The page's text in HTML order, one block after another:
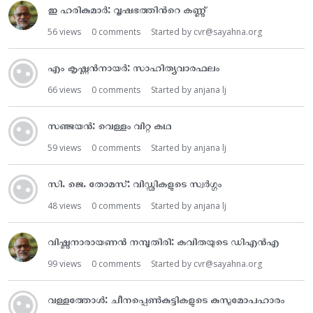
ഇ ഹരികുമാർ: വൃഷഭത്തിൻറെ കണ്ണു്
56views 0 comments Started by cvr@sayahna.org
എം കൃഷ്ണൻനായർ: സാഹിത്യവാരഫലം
66views 0 comments Started by anjana lj
സഞ്ജയൻ: വെള്ളം വിറ്റ കഥ
59views 0 comments Started by anjana lj
സി. ജെ. തോമസ്: വിഡ്ഢികളുടെ സ്വർഗ്ഗം
48views 0 comments Started by anjana lj
വിഷ്ണുനാരായണൻ നമ്പൂതിരി: കവിതയുടെ ഡിഎൻഎ
99views 0 comments Started by cvr@sayahna.org
വള്ളത്തോൾ: ചീനപ്പെൺകുട്ടികളുടെ കുസുമോപഹാരം